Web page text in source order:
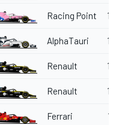
Racing Point
AlphaTauri
Renault
Renault
Ferrari